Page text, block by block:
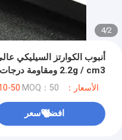
2
/
4
أنبوب الكوارتز السيليكي
2.2g / cm3 ومقاومة درجات الحرارة العالية
الأسعار：USD10-50 MOQ：50
افضل سعر